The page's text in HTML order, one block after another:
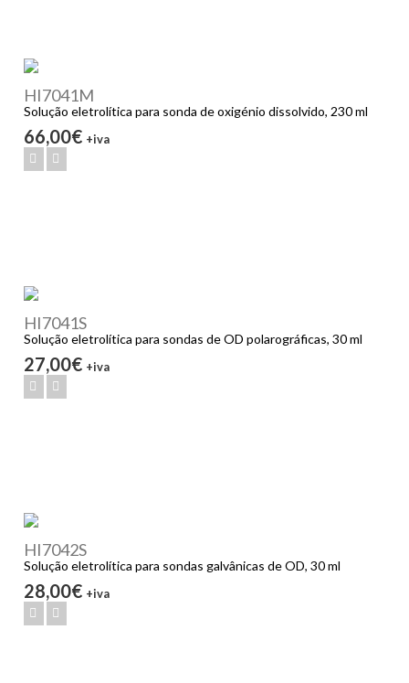
HI7041M
Solução eletrolítica para sonda de oxigénio dissolvido, 230 ml
66,00€ +iva
HI7041S
Solução eletrolítica para sondas de OD polarográficas, 30 ml
27,00€ +iva
HI7042S
Solução eletrolítica para sondas galvânicas de OD, 30 ml
28,00€ +iva